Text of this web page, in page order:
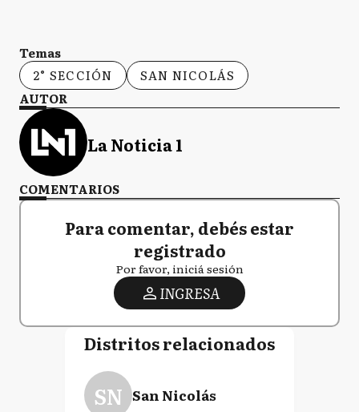
Temas
2° SECCIÓN
SAN NICOLÁS
AUTOR
La Noticia 1
COMENTARIOS
Para comentar, debés estar
registrado
Por favor, iniciá sesión
INGRESA
Distritos relacionados
SN San Nicolás